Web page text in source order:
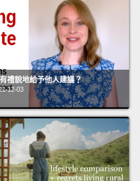
禮貌地給予他人建議？
12-03